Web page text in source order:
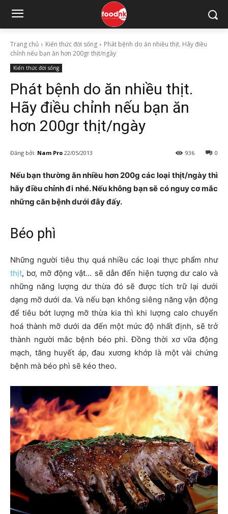
Trang chủ Kiến thức đời sống
Phát bệnh do ăn nhiều thịt. Hãy điều
chỉnh nếu bạn ăn hơn 200gr thịt/ngày
Kiến thức đời sống
Phát bệnh do ăn nhiều thịt.
Hãy điều chỉnh nếu bạn ăn
hơn 200gr thịt/ngày
Đăng bởi: Nam Pro 22/05/2013 0
936
Nếu bạn thường ăn nhiều hơn 200g các loại thịt/ngày thì
hãy điều chỉnh đi nhé. Nếu không bạn sẽ có nguy cơ mắc
những căn bệnh dưới đây đấy.
Béo phì
Những người tiêu thụ quá nhiều các loại thực phẩm như
thịt, bơ, mỡ động vật… sẽ dẫn đến hiện tượng dư calo và
những năng lượng dư thừa đó sẽ được tích trữ lại dưới
dạng mỡ dưới da. Và nếu bạn không siêng năng vận động
để tiêu bớt lượng mỡ thừa kia thì khi lượng calo chuyển
hoá thành mỡ dưới da đến một mức độ nhất định, sẽ trở
thành người mắc bệnh béo phì. Đồng thời xơ vữa động
mạch, tăng huyết áp, đau xương khớp là một vài chứng
bệnh mà béo phì sẽ kéo theo.